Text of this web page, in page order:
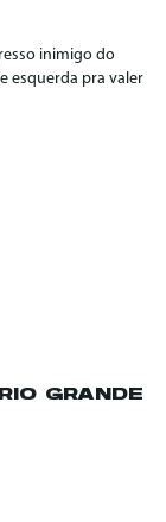
inimigo do
esquerda pra valer
GRANDE